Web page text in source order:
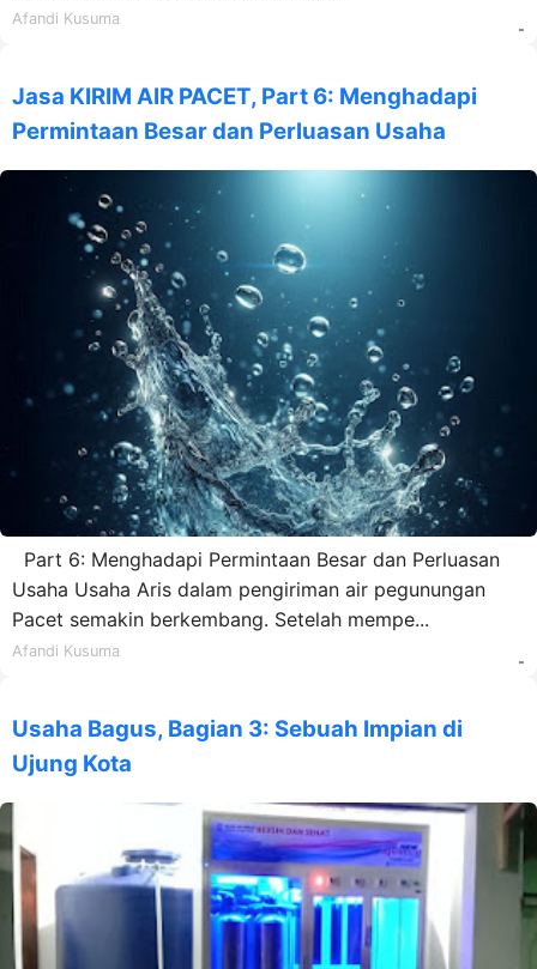
Afandi Kusuma
-
Jasa KIRIM AIR PACET, Part 6: Menghadapi
Permintaan Besar dan Perluasan Usaha
Part 6: Menghadapi Permintaan Besar dan Perluasan
Usaha Usaha Aris dalam pengiriman air pegunungan
Pacet semakin berkembang. Setelah mempe...
Afandi Kusuma
-
Usaha Bagus, Bagian 3: Sebuah Impian di
Ujung Kota